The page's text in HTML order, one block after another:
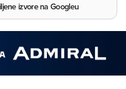
izvore na Googleu